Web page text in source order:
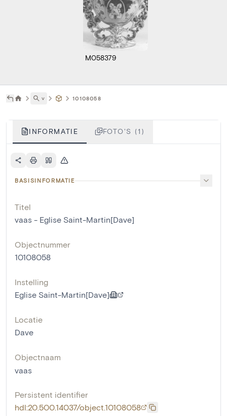
M058379
˅ 10108058
INFORMATIE FOTO'S (1)
BASISINFORMATIE
Titel
vaas - Eglise Saint-Martin[Dave]
Objectnummer
10108058
Instelling
Eglise Saint-Martin[Dave]
Locatie
Dave
Objectnaam
vaas
Persistent identifier
hdl:20.500.14037/object.10108058